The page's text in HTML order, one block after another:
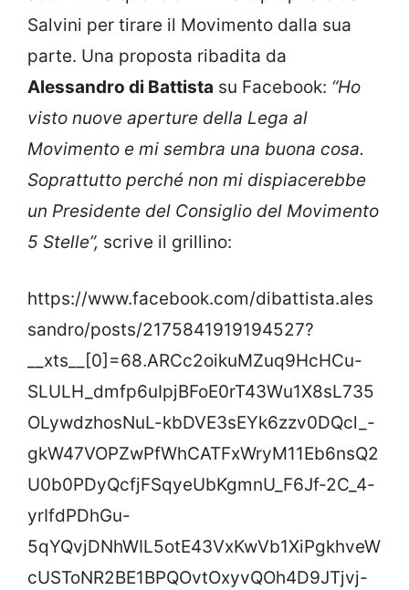
Salvini per tirare il Movimento dalla sua
parte. Una proposta ribadita da
Alessandro di Battista su Facebook: “Ho
visto nuove aperture della Lega al
Movimento e mi sembra una buona cosa.
Soprattutto perché non mi dispiacerebbe
un Presidente del Consiglio del Movimento
5 Stelle”, scrive il grillino:
https://www.facebook.com/dibattista.ales
sandro/posts/2175841919194527?
__xts__[0]=68.ARCc2oikuMZuq9HcHCu-
SLULH_dmfp6uIpjBFoE0rT43Wu1X8sL735
OLywdzhosNuL-kbDVE3sEYk6zzv0DQcl_-
gkW47VOPZwPfWhCATFxWryM11Eb6nsQ2
U0b0PDyQcfjFSqyeUbKgmnU_F6Jf-2C_4-
yrIfdPDhGu-
5qYQvjDNhWIL5otE43VxKwVb1XiPgkhveW
cUSToNR2BE1BPQOvtOxyvQOh4D9JTjvj-